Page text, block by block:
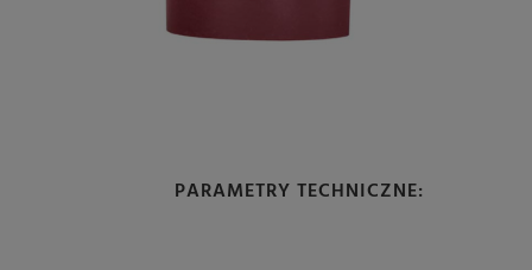
PARAMETRY TECHNICZNE: